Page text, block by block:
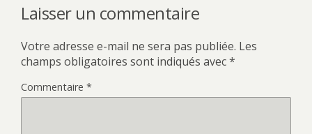
Laisser un commentaire
Votre adresse e-mail ne sera pas publiée. Les
champs obligatoires sont indiqués avec*
Commentaire *